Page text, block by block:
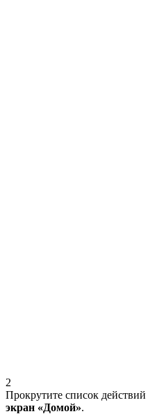
2
Прокрутите список
экран «Домой».